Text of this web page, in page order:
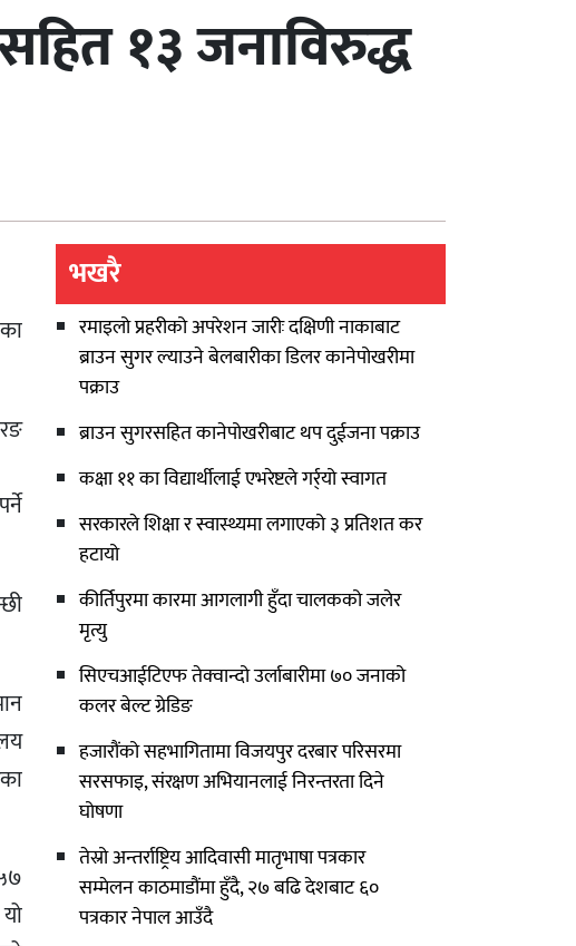
१३ जनाविरुद्ध
भखरै
रमाइलो प्रहरीको अपरेशन जारीः दक्षिणी नाकाबाट
ब्राउन सुगर ल्याउने बेलबारीका डिलर कानेपोखरीमा
पक्राउ
ब्राउन सुगरसहित कानेपोखरीबाट थप दुईजना पक्राउ
कक्षा ११ का विद्यार्थीलाई एभरेष्टले गर्र्यो स्वागत
सरकारले शिक्षा र स्वास्थ्यमा लगाएको ३ प्रतिशत कर
हटायो
कीर्तिपुरमा कारमा आगलागी हुँदा चालकको जलेर
मृत्यु
सिएचआईटिएफ तेक्वान्दो उर्लाबारीमा ७० जनाको
कलर बेल्ट ग्रेडिङ
हजारौंको सहभागितामा विजयपुर दरबार परिसरमा
सरसफाइ, संरक्षण अभियानलाई निरन्तरता दिने
घोषणा
तेस्रो अन्तर्राष्ट्रिय आदिवासी मातृभाषा पत्रकार
सम्मेलन काठमाडौंमा हुँदै, २७ बढि देशबाट ६०
पत्रकार नेपाल आउँदै